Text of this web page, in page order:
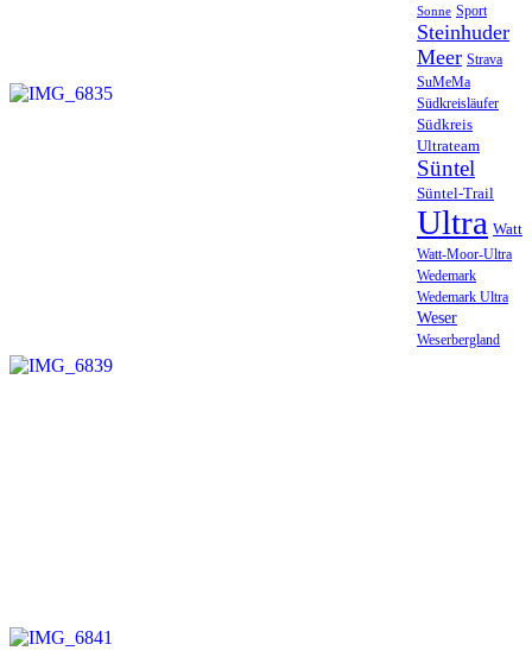
Sonne Sport
Steinhuder
Meer Strava
SuMeMa
Südkreisläufer
Südkreis
Ultrateam
Süntel
Süntel-Trail
Ultra Watt
Watt-Moor-Ultra
Wedemark
Wedemark Ultra
Weser
Weserbergland